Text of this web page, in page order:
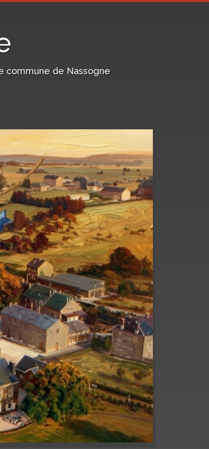
commune de Nassogne